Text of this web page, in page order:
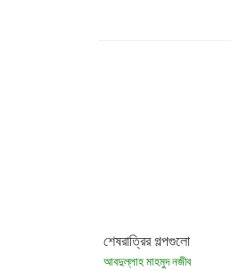
শেষরাত্রির গল্পগুলো
আবদুল্লাহ মাহমুদ নজীব